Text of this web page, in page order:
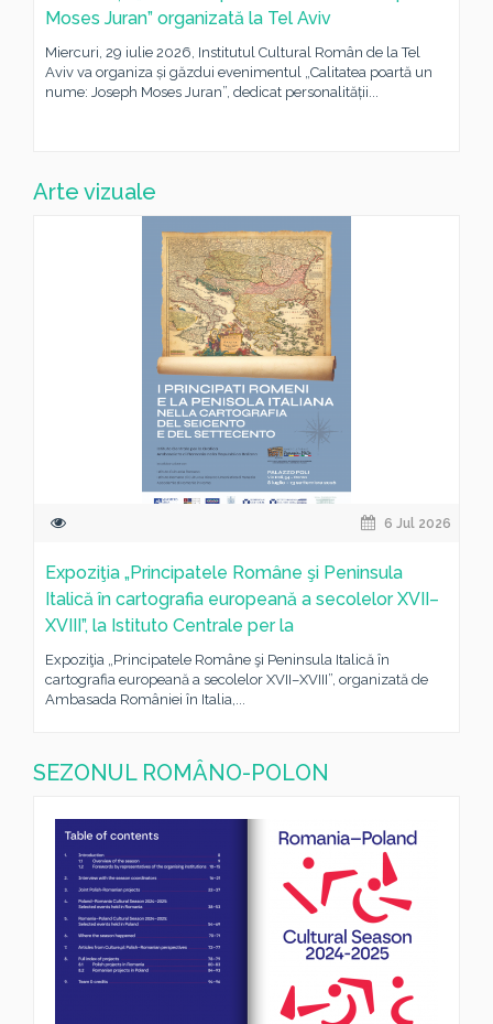
Moses Juran” organizată la Tel Aviv
Miercuri, 29 iulie 2026, Institutul Cultural Român de la Tel
Aviv va organiza și găzdui evenimentul „Calitatea poartă un
nume: Joseph Moses Juran”, dedicat personalității...
Arte vizuale
6 Jul 2026
Expoziţia „Principatele Române şi Peninsula
Italică în cartografia europeană a secolelor XVII–
XVIII”, la Istituto Centrale per la
Expoziţia „Principatele Române şi Peninsula Italică în
cartografia europeană a secolelor XVII–XVIII”, organizată de
Ambasada României în Italia,...
SEZONUL ROMÂNO-POLON